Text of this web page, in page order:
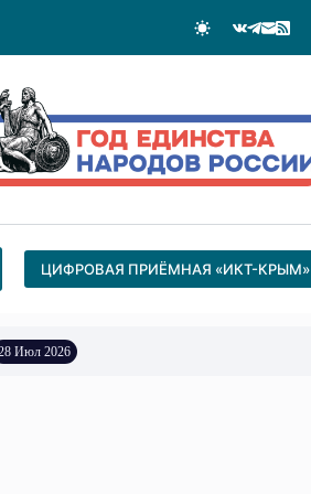
ЦИФРОВАЯ ПРИЁМНАЯ «ИКТ-КРЫМ»